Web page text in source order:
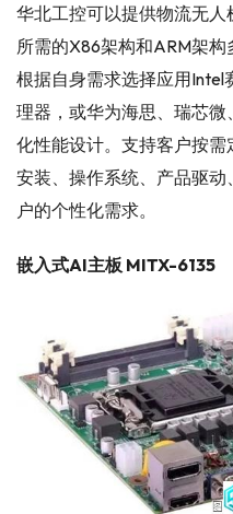
华北工控可以提供物流无
所需的X86架构和ARM架
根据自身需求选择应用Intel
理器，或华为海思、瑞芯
化性能设计。支持客户按
安装、操作系统、产品驱
户的个性化需求。
嵌入式AI主板 MITX-6135